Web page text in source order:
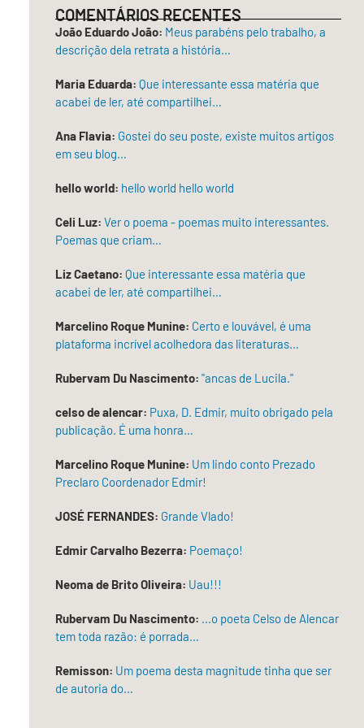
das
marés,
ova
oleada
peixes.
se
de
si,
por
si,
sequioso
Como,
então,
da
(ou
dela
se
carne
COMENTÁRIOS RECENTES
João Eduardo João: Meus parabéns pelo trabalho, a
descrição dela retrata a história…
Maria Eduarda: Que interessante essa matéria que
acabei de ler, até compartilhei…
Ana Flavia: Gostei do seu poste, existe muitos artigos
em seu blog…
hello world: hello world hello world
Celi Luz: Ver o poema - poemas muito interessantes.
Poemas que criam…
Liz Caetano: Que interessante essa matéria que
acabei de ler, até compartilhei…
Marcelino Roque Munine: Certo e louvável, é uma
plataforma incrível acolhedora das literaturas…
Rubervam Du Nascimento: "ancas de Lucila."
celso de alencar: Puxa, D. Edmir, muito obrigado pela
publicação. É uma honra…
Marcelino Roque Munine: Um lindo conto Prezado
Preclaro Coordenador Edmir!
JOSÉ FERNANDES: Grande Vlado!
Edmir Carvalho Bezerra: Poemaço!
Neoma de Brito Oliveira: Uau!!!
Rubervam Du Nascimento: ...o poeta Celso de Alencar
tem toda razão: é porrada…
Remisson: Um poema desta magnitude tinha que ser
de autoria do…